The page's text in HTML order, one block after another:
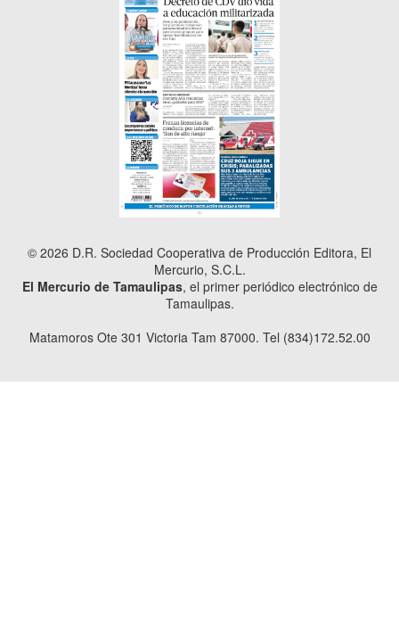
© 2026 D.R. Sociedad Cooperativa de Producción Editora, El
Mercurio, S.C.L.
El Mercurio de Tamaulipas, el primer periódico electrónico de
Tamaulipas.
Matamoros Ote 301 Victoria Tam 87000. Tel (834)172.52.00